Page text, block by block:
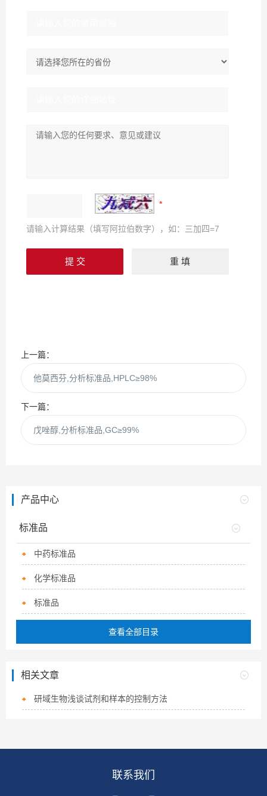
请输入计算结果（填写阿拉伯数字），如：三加四=7
上一篇：
他莫西芬,分析标准品,HPLC≥98%
下一篇：
戊唑醇,分析标准品,GC≥99%
产品中心
标准品
中药标准品
化学标准品
标准品
查看全部目录
相关文章
研域生物浅谈试剂和样本的控制方法
联系我们